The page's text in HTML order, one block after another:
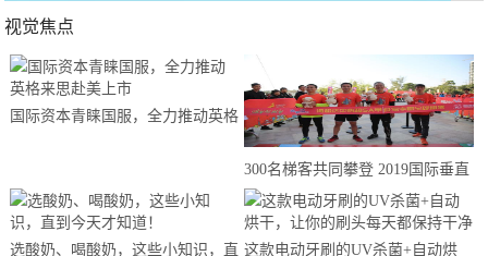
视觉焦点
国际资本青睐国服，全力推动英格
300名梯客共同攀登 2019国际垂直
马拉松超级精英赛顺德海骏达中心
站欢乐开跑
选酸奶、喝酸奶，这些小知识，直 这款电动牙刷的UV杀菌+自动烘